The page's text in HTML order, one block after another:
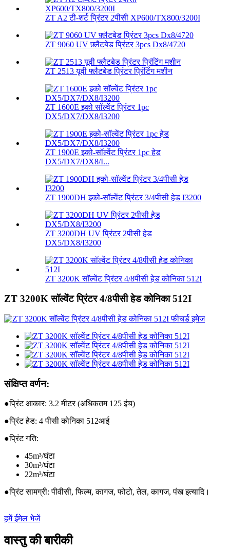
ZT A2 टी-शर्ट प्रिंटर 2पीसी XP600/TX800/3200I
ZT 9060 UV फ़्लैटबेड प्रिंटर 3pcs Dx8/4720
ZT 2513 यूवी फ्लैटबेड प्रिंटर प्रिंटिंग मशीन
ZT 1600E इको सॉल्वेंट प्रिंटर 1pc
DX5/DX7/DX8/I3200
ZT 1900E इको-सॉल्वेंट प्रिंटर 1pc हेड
DX5/DX7/DX8/I...
ZT 1900DH इको-सॉल्वेंट प्रिंटर 3/4पीसी हेड I3200
ZT 3200DH UV प्रिंटर 2पीसी हेड
DX5/DX8/I3200
ZT 3200K सॉल्वेंट प्रिंटर 4/8पीसी हेड कोनिका 512I
ZT 3200K सॉल्वेंट प्रिंटर 4/8पीसी हेड कोनिका 512I
संक्षिप्त वर्णन:
●प्रिंट आकार: 3.2 मीटर (अधिकतम 125 इंच)
●प्रिंट हेड: 4 पीसी कोनिका 512आई
●प्रिंट गति:
45m³/घंटा
30m³/घंटा
22m³/घंटा
●प्रिंट सामग्री: पीवीसी, फिल्म, कागज, फोटो, तेल, कागज, पंख इत्यादि।
हमें ईमेल भेजें
वास्तु की बारीकी